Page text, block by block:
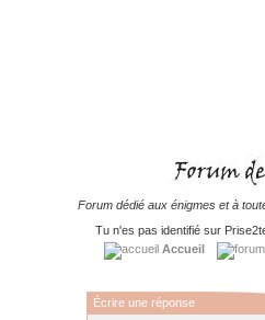
Forum dédié aux énigmes et à
Tu n'es pas identifié sur
Accueil
Écrire une réponse